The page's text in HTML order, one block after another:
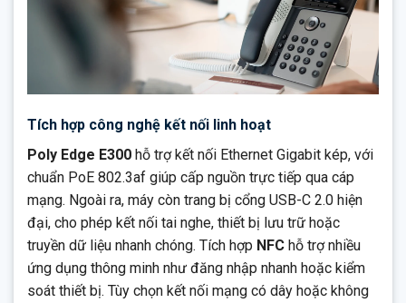
Tích hợp công nghệ kết nối linh hoạt
Poly Edge E300 hỗ trợ kết nối Ethernet Gigabit kép, với
chuẩn PoE 802.3af giúp cấp nguồn trực tiếp qua cáp
mạng. Ngoài ra, máy còn trang bị cổng USB-C 2.0 hiện
đại, cho phép kết nối tai nghe, thiết bị lưu trữ hoặc
truyền dữ liệu nhanh chóng. Tích hợp NFC hỗ trợ nhiều
ứng dụng thông minh như đăng nhập nhanh hoặc kiểm
soát thiết bị. Tùy chọn kết nối mạng có dây hoặc không